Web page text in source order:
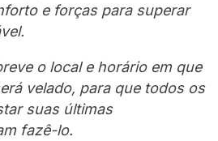
e forças para superar
o local e horário em que
velado, para que todos os
suas últimas
fazê-lo.